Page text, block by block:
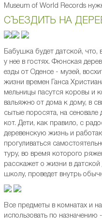
Museum of World Records
СЪЕЗДИТЬ НА
Бабушка будет датской, что,
у нее в гостях. Фюнская
езды от Оденсе - музей,
жизни времен Ганса
мельницы пасутся коровы и
вальяжно от дома к дому, в
сытые поросята, на сеновале
кот. Дети, как правило, с
деревенскую жизнь и
прогуливаться
туру, во время которого
расскажет о жизни в
школу, проведет внутрь
Все предметы в комнатах и
использовать по назначению